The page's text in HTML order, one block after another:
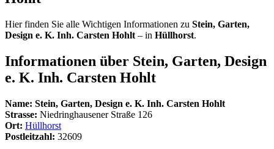
Hier finden Sie alle Wichtigen Informationen zu Stein, Garten,
Design e. K. Inh. Carsten Hohlt – in Hüllhorst.
Informationen über Stein, Garten, Design
e. K. Inh. Carsten Hohlt
Name: Stein, Garten, Design e. K. Inh. Carsten Hohlt
Strasse: Niedringhausener Straße 126
Ort: Hüllhorst
Postleitzahl: 32609